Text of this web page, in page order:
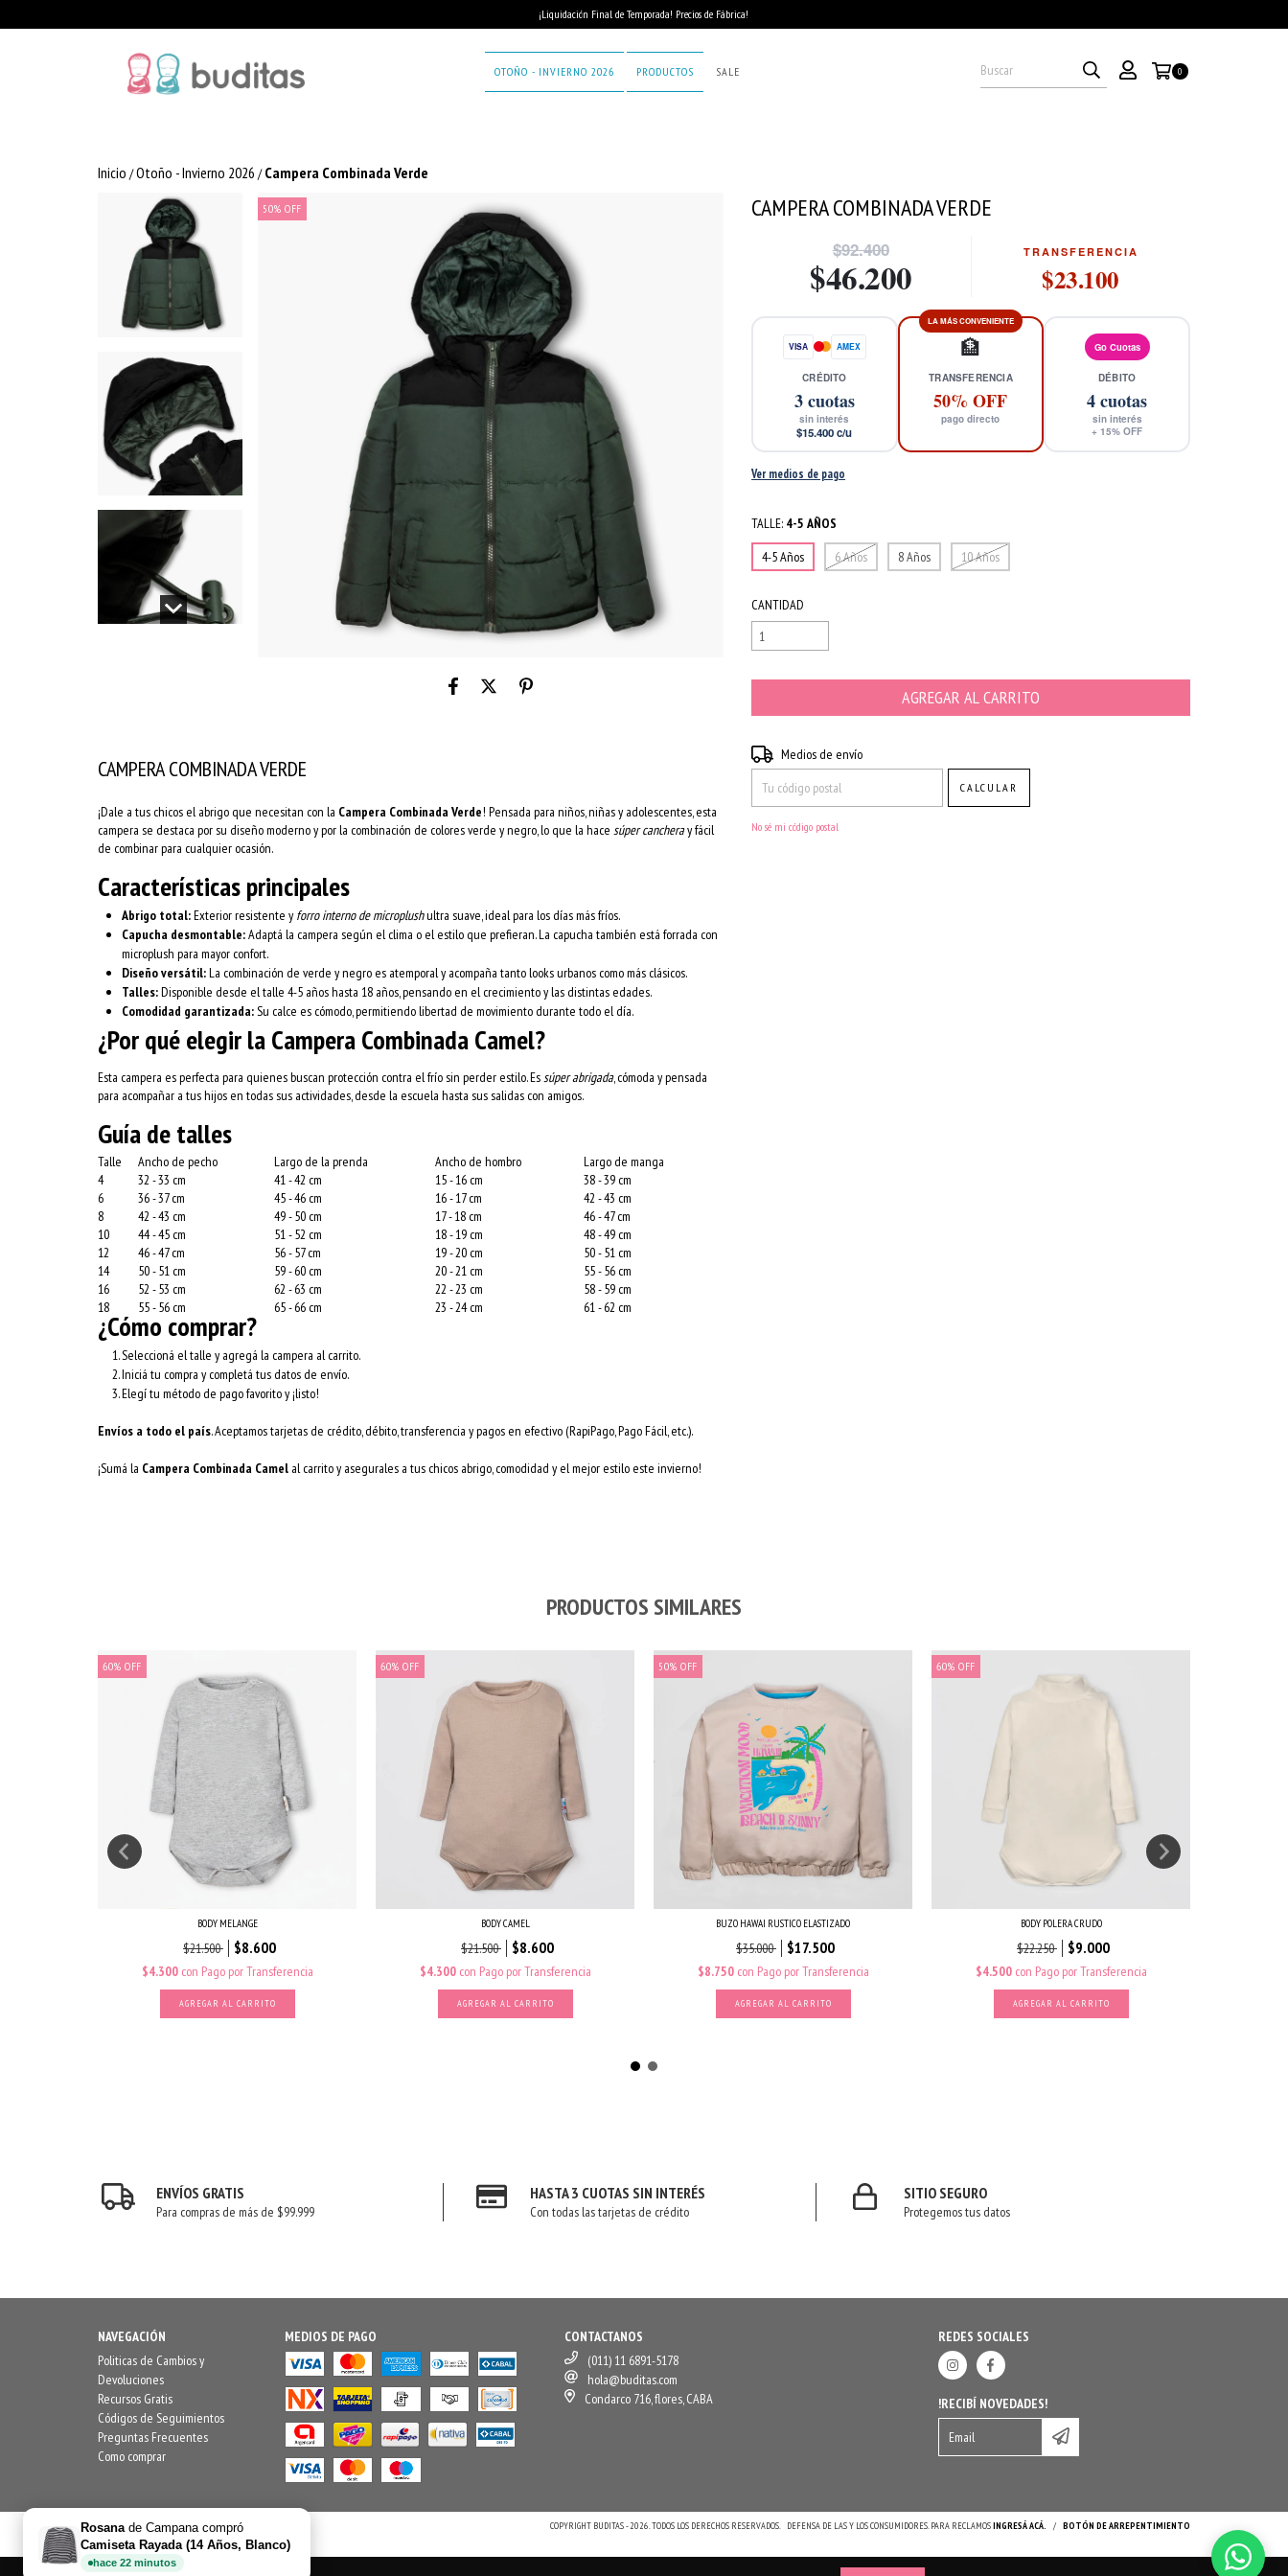
¡Liquidación Final de Temporada! Precios de Fábrica!
OTOÑO - INVIERNO 2026 PRODUCTOS SALE 0
Inicio /Otoño - Invierno 2026 / Campera Combinada Verde
50%OFF
CAMPERA COMBINADA VERDE
¡Dale a tus chicos el abrigo que necesitan con la Campera Combinada Verde! Pensada para niños, niñas y adolescentes, esta
campera se destaca por su diseño moderno y por la combinación de colores verde y negro, lo que la hace súper cancheray fácil
de combinar para cualquier ocasión.
Características principales
Abrigo total:Exterior resistente y forro interno de microplushultra suave, ideal para los días más fríos.
Capucha desmontable:Adaptá la campera según el clima o el estilo que prefieran. La capucha también está forrada con
microplush para mayor confort.
Diseño versátil:La combinación de verde y negro es atemporal y acompaña tanto looks urbanos como más clásicos.
Talles:Disponible desde el talle 4-5 años hasta 18 años, pensando en el crecimiento y las distintas edades.
Comodidad garantizada:Su calce es cómodo, permitiendo libertad de movimiento durante todo el día.
¿Por qué elegir la Campera Combinada Camel?
Esta campera es perfecta para quienes buscan protección contra el frío sin perder estilo. Essúper abrigada, cómoda y pensada
para acompañar a tus hijos en todas sus actividades, desde la escuela hasta sus salidas con amigos.
Guía de talles
Talle Ancho de pecho Largo de la prenda Ancho de hombro
Largo de manga
4
32 - 33 cm 41 - 42 cm 15 - 16 cm
38 - 39 cm
6
36 - 37 cm 45 - 46 cm 16 - 17 cm
42 - 43 cm
8
42 - 43 cm 49 - 50 cm 17 - 18 cm
46 - 47 cm
10
44 - 45 cm 51 - 52 cm 18 - 19 cm
48 - 49 cm
12
46 - 47 cm 56 - 57 cm 19 - 20 cm
50 - 51 cm
14
50 - 51 cm 59 - 60 cm 20 - 21 cm
55 - 56 cm
16
52 - 53 cm 62 - 63 cm 22 - 23 cm
58 - 59 cm
18
55 - 56 cm 65 - 66 cm 23 - 24 cm 61 - 62 cm
¿Cómo comprar?
Seleccioná el talle y agregá la campera al carrito.
Iniciá tu compra y completá tus datos de envío.
Elegí tu método de pago favorito y ¡listo!
Envíos a todo el país. Aceptamos tarjetas de crédito, débito, transferencia y pagos en efectivo (RapiPago, Pago Fácil, etc.).
¡Sumá la Campera Combinada Camel al carrito y asegurales a tus chicos abrigo, comodidad y el mejor estilo este invierno!
CAMPERA COMBINADA VERDE
$92.400
$46.200
TRANSFERENCIA
$23.100
VISA AMEX
CRÉDITO
3cuotas
sin interés
$15.400c/u
LA MÁS CONVENIENTE
🏦
TRANSFERENCIA
50% OFF
pago directo
Go Cuotas
DÉBITO
4cuotas
sin interés
+15% OFF
Ver medios de pago
TALLE: 4-5 AÑOS
4-5 Años
6 Años 8 Años 10 Años
CANTIDAD
Entregas para el CP:
Medios de envío
CALCULAR
No sé mi código postal
PRODUCTOS SIMILARES
60% OFF
BODY MELANGE
$21.500 $8.600
$4.300 con Pago por Transferencia
AGREGAR AL CARRITO
60% OFF
BODY CAMEL
$21.500 $8.600
$4.300 con Pago por Transferencia
AGREGAR AL CARRITO
50% OFF
BUZO HAWAI RUSTICO ELASTIZADO
$35.000 $17.500
$8.750 con Pago por Transferencia
AGREGAR AL CARRITO
60% OFF
BODY POLERA CRUDO
$22.250 $9.000
$4.500 con Pago por Transferencia
AGREGAR AL CARRITO
ENVÍOS GRATIS
Para compras de más de $99.999
HASTA 3 CUOTAS SIN INTERÉS
Con todas las tarjetas de crédito
SITIO SEGURO
Protegemos tus datos
NAVEGACIÓN
Politicas de Cambios y
Devoluciones
Recursos Gratis
Códigos de Seguimientos
Preguntas Frecuentes
Como comprar
MEDIOS DE PAGO
CONTACTANOS
(011) 11 6891-5178
hola@buditas.com
Condarco 716, flores, CABA
REDES SOCIALES
!RECIBÍ NOVEDADES!
COPYRIGHT BUDITAS - 2026. TODOS LOS DERECHOS RESERVADOS. DEFENSA DE LAS Y LOS CONSUMIDORES. PARA RECLAMOSINGRESÁ ACÁ. / BOTÓN DE ARREPENTIMIENTO
Rosana de Campana compró
Camiseta Rayada (14 Años, Blanco)
hace 22 minutos